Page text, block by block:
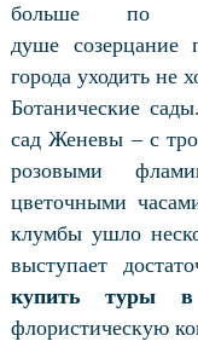
больше по
душе созерцание
города уходить не
Ботанические
сад Женевы – с
розовыми
цветочными
клумбы ушло
выступает
купить туры
флористическую